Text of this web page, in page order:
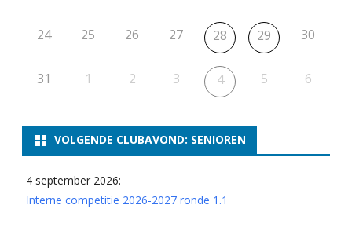
5
e
n
24 25 26 27 28 29 30
31 1 2 3 4 5 6
VOLGENDE CLUBAVOND: SENIOREN
4 september 2026:
Interne competitie 2026-2027 ronde 1.1